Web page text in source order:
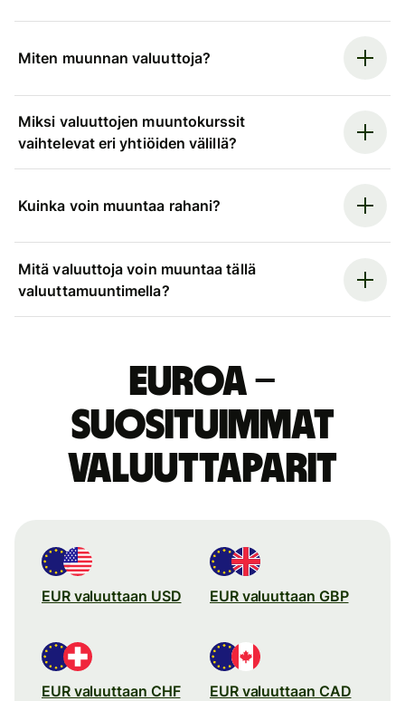
Miten muunnan valuuttoja?
Miksi valuuttojen muuntokurssit
vaihtelevat eri yhtiöiden välillä?
Kuinka voin muuntaa rahani?
Mitä valuuttoja voin muuntaa tällä
valuuttamuuntimella?
euroa –
suosituimmat
valuuttaparit
EUR valuuttaan USD EUR valuuttaan GBP
EUR valuuttaan CHF EUR valuuttaan CAD